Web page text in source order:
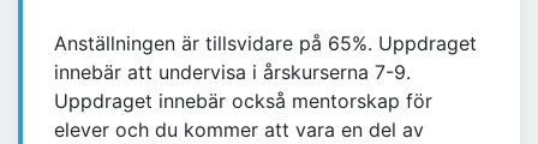
Anställningen är tillsvidare på 65%. Uppdraget
innebär att undervisa i årskurserna 7-9.
Uppdraget innebär också mentorskap för
elever och du kommer att vara en del av